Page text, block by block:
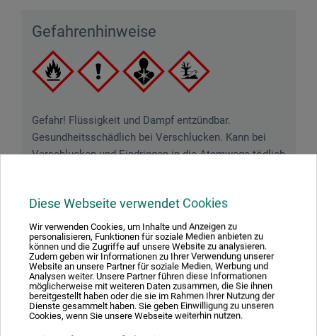
Diese Webseite verwendet Cookies
Wir verwenden Cookies, um Inhalte und Anzeigen zu
personalisieren, Funktionen für soziale Medien anbieten zu
können und die Zugriffe auf unsere Website zu analysieren.
Zudem geben wir Informationen zu Ihrer Verwendung unserer
Website an unsere Partner für soziale Medien, Werbung und
Analysen weiter. Unsere Partner führen diese Informationen
möglicherweise mit weiteren Daten zusammen, die Sie ihnen
bereitgestellt haben oder die sie im Rahmen Ihrer Nutzung der
Dienste gesammelt haben. Sie geben Einwilligung zu unseren
Cookies, wenn Sie unsere Webseite weiterhin nutzen.
Gefahrenhinweise
Gefahr! Flüssigkeit und Dampf entzündbar.
Gesundheitsschädlich bei Verschlucken. Kann bei
Verschlucken und Eindringen in die Atemwege tödlich
Hautreaktionen verursachen. Verursacht schwere
Augenreizung. Gesundheitsschädlich bei Einatmen.
Giftig für Wasserorganismen, mit langfristiger
Wirkung.